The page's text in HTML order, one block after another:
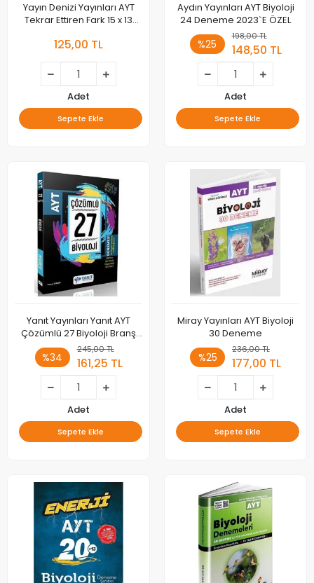
Yayın Denizi Yayınları AYT
Tekrar Ettiren Fark 15 x 13
125,00 TL
Adet
Sepete Ekle
Aydın Yayınları AYT Biyoloji
24 Deneme 2023`E ÖZEL
%25
198,00 TL
148,50 TL
Adet
Sepete Ekle
Yanıt Yayınları Yanıt AYT
Çözümlü 27 Biyoloji Branş
Denemesi
%34
245,00 TL
161,25 TL
Adet
Sepete Ekle
Miray Yayınları AYT Biyoloji
30 Deneme
%25
236,00 TL
177,00 TL
Adet
Sepete Ekle